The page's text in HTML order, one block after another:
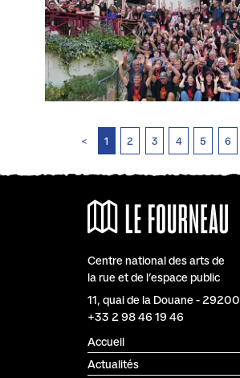
< 1 2 3 4 5 6
Centre national des arts de
la rue et de l’espace public
Le Fourneau
11, quai de la Douane-29200
+33 2 98 46 19 46
Accueil
Actualités